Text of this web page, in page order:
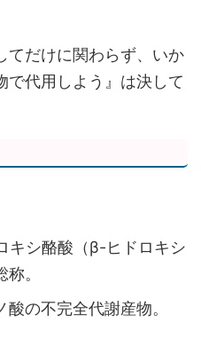
てだけに関わらず、いか
で代用しよう』は決して
キシ酪酸（β-ヒドロキシ
。
の不完全代謝産物。